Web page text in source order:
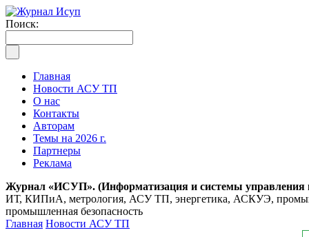
Поиск:
Главная
Новости АСУ ТП
О нас
Контакты
Авторам
Темы на 2026 г.
Партнеры
Реклама
Журнал «ИСУП». (Информатизация и системы
ИТ, КИПиА, метрология, АСУ ТП, энергетика, АСКУЭ,
промышленная безопасность
Главная Новости АСУ ТП